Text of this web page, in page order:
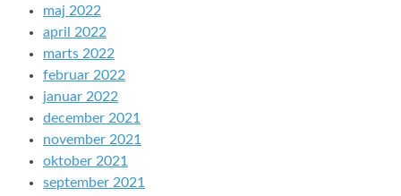
maj 2022
april 2022
marts 2022
februar 2022
januar 2022
december 2021
november 2021
oktober 2021
september 2021